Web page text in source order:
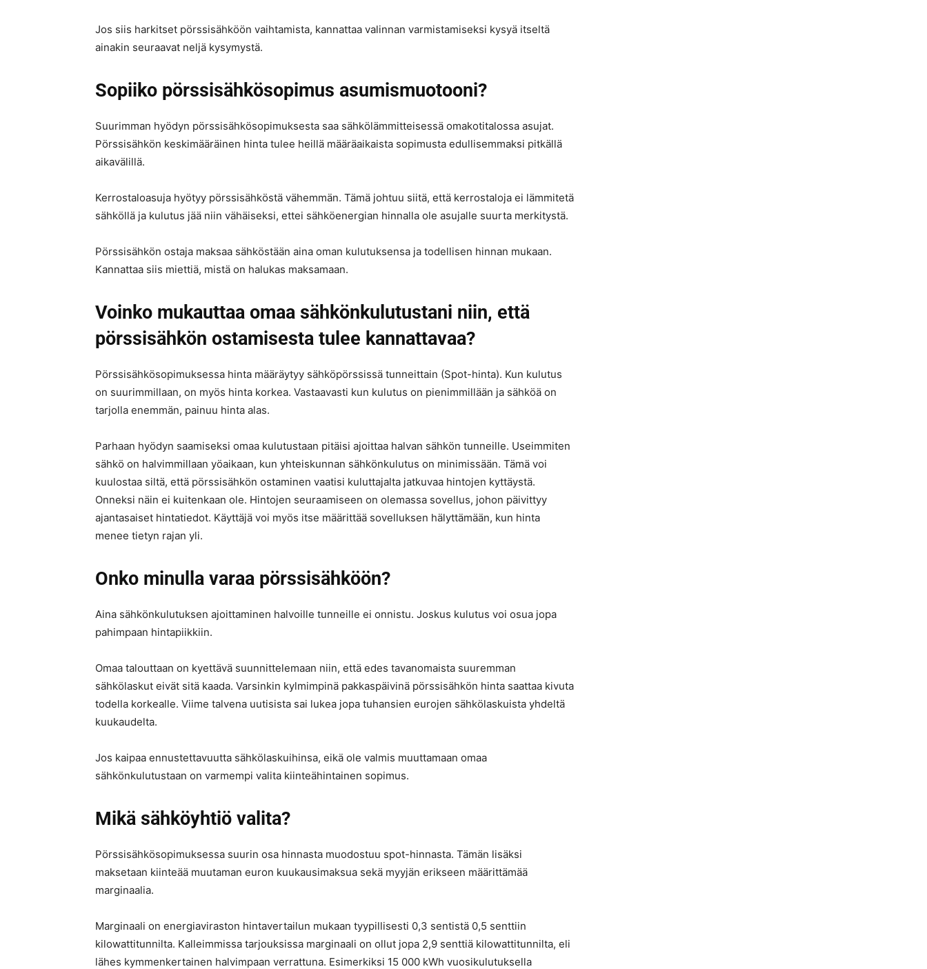
Jos siis harkitset pörssisähköön vaihtamista, kannattaa valinnan varmistamiseksi kysyä itseltä
ainakin seuraavat neljä kysymystä.
Sopiiko pörssisähkösopimus asumismuotooni?
Suurimman hyödyn pörssisähkösopimuksesta saa sähkölämmitteisessä omakotitalossa asujat.
Pörssisähkön keskimääräinen hinta tulee heillä määräaikaista sopimusta edullisemmaksi pitkällä
aikavälillä.
Kerrostaloasuja hyötyy pörssisähköstä vähemmän. Tämä johtuu siitä, että kerrostaloja ei lämmitetä
sähköllä ja kulutus jää niin vähäiseksi, ettei sähköenergian hinnalla ole asujalle suurta merkitystä.
Pörssisähkön ostaja maksaa sähköstään aina oman kulutuksensa ja todellisen hinnan mukaan.
Kannattaa siis miettiä, mistä on halukas maksamaan.
Voinko mukauttaa omaa sähkönkulutustani niin, että
pörssisähkön ostamisesta tulee kannattavaa?
Pörssisähkösopimuksessa hinta määräytyy sähköpörssissä tunneittain (Spot-hinta). Kun kulutus
on suurimmillaan, on myös hinta korkea. Vastaavasti kun kulutus on pienimmillään ja sähköä on
tarjolla enemmän, painuu hinta alas.
Parhaan hyödyn saamiseksi omaa kulutustaan pitäisi ajoittaa halvan sähkön tunneille. Useimmiten
sähkö on halvimmillaan yöaikaan, kun yhteiskunnan sähkönkulutus on minimissään. Tämä voi
kuulostaa siltä, että pörssisähkön ostaminen vaatisi kuluttajalta jatkuvaa hintojen kyttäystä.
Onneksi näin ei kuitenkaan ole. Hintojen seuraamiseen on olemassa sovellus, johon päivittyy
ajantasaiset hintatiedot. Käyttäjä voi myös itse määrittää sovelluksen hälyttämään, kun hinta
menee tietyn rajan yli.
Onko minulla varaa pörssisähköön?
Aina sähkönkulutuksen ajoittaminen halvoille tunneille ei onnistu. Joskus kulutus voi osua jopa
pahimpaan hintapiikkiin.
Omaa talouttaan on kyettävä suunnittelemaan niin, että edes tavanomaista suuremman
sähkölaskut eivät sitä kaada. Varsinkin kylmimpinä pakkaspäivinä pörssisähkön hinta saattaa kivuta
todella korkealle. Viime talvena uutisista sai lukea jopa tuhansien eurojen sähkölaskuista yhdeltä
kuukaudelta.
Jos kaipaa ennustettavuutta sähkölaskuihinsa, eikä ole valmis muuttamaan omaa
sähkönkulutustaan on varmempi valita kiinteähintainen sopimus.
Mikä sähköyhtiö valita?
Pörssisähkösopimuksessa suurin osa hinnasta muodostuu spot-hinnasta. Tämän lisäksi
maksetaan kiinteää muutaman euron kuukausimaksua sekä myyjän erikseen määrittämää
marginaalia.
Marginaali on energiaviraston hintavertailun mukaan tyypillisesti 0,3 sentistä 0,5 senttiin
kilowattitunnilta. Kalleimmissa tarjouksissa marginaali on ollut jopa 2,9 senttiä kilowattitunnilta, eli
lähes kymmenkertainen halvimpaan verrattuna. Esimerkiksi 15 000 kWh vuosikulutuksella